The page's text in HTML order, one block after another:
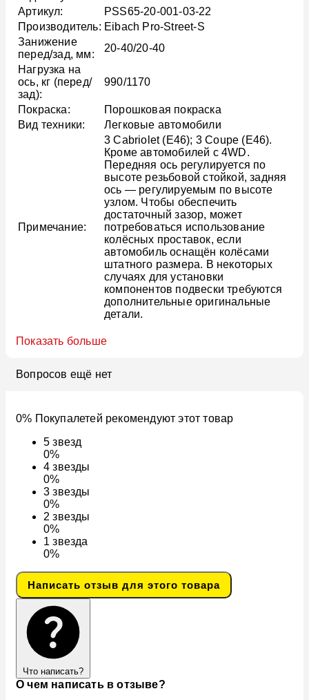
Артикул:
PSS65-20-001-03-22
Производитель: Eibach Pro-Street-S
Занижение
перед/зад, мм:
20-40/20-40
Нагрузка на
ось, кг (перед/
зад):
990/1170
Покраска:
Порошковая покраска
Вид техники:
Легковые автомобили
Примечание:
3 Cabriolet (E46); 3 Coupe (E46).
Кроме автомобилей с 4WD.
Передняя ось регулируется по
высоте резьбовой стойкой, задняя
ось — регулируемым по высоте
узлом. Чтобы обеспечить
достаточный зазор, может
потребоваться использование
колёсных проставок, если
автомобиль оснащён колёсами
штатного размера. В некоторых
случаях для установки
компонентов подвески требуются
дополнительные оригинальные
детали.
Показать больше
Вопросов ещё нет
0% Покупалетей рекомендуют этот товар
5звезд
0%
4звезды
0%
3звезды
0%
2звезды
0%
1звезда
0%
Написать отзыв для этого товара
Что написать?
О чем написать в отзыве?